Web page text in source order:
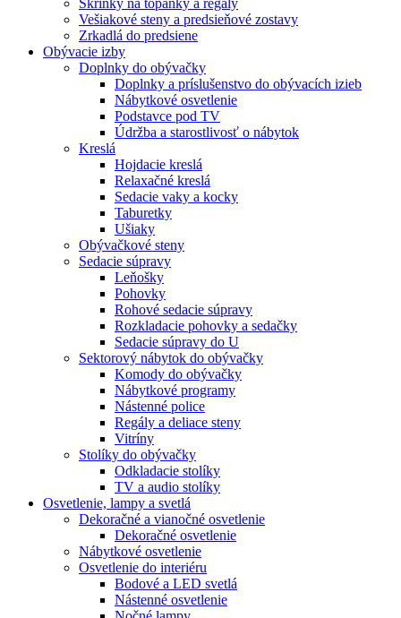
Vešiakové steny a predsieňové zostavy
Zrkadlá do predsiene
Obývacie izby
Doplnky do obývačky
Doplnky a príslušenstvo do obývacích izieb
Nábytkové osvetlenie
Podstavce pod TV
Údržba a starostlivosť o nábytok
Kreslá
Hojdacie kreslá
Relaxačné kreslá
Sedacie vaky a kocky
Taburetky
Ušiaky
Obývačkové steny
Sedacie súpravy
Leňošky
Pohovky
Rohové sedacie súpravy
Rozkladacie pohovky a sedačky
Sedacie súpravy do U
Sektorový nábytok do obývačky
Komody do obývačky
Nábytkové programy
Nástenné police
Regály a deliace steny
Vitríny
Stolíky do obývačky
Odkladacie stolíky
TV a audio stolíky
Osvetlenie, lampy a svetlá
Dekoračné a vianočné osvetlenie
Dekoračné osvetlenie
Nábytkové osvetlenie
Osvetlenie do interiéru
Bodové a LED svetlá
Nástenné osvetlenie